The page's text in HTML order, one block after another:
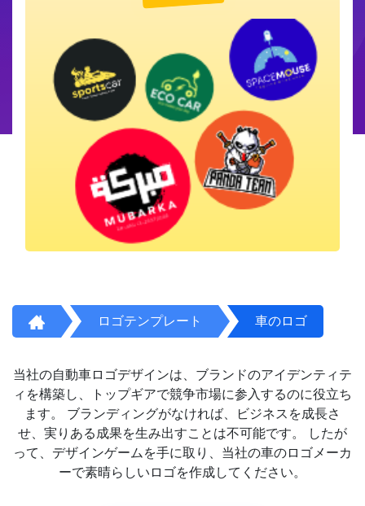
ロゴテンプレート 車のロゴ
当社の自動車ロゴデザインは、ブランドのアイデンティテ
ィを構築し、トップギアで競争市場に参入するのに役立ち
ます。 ブランディングがなければ、ビジネスを成長さ
せ、実りある成果を生み出すことは不可能です。 したが
って、デザインゲームを手に取り、当社の車のロゴメーカ
ーで素晴らしいロゴを作成してください。